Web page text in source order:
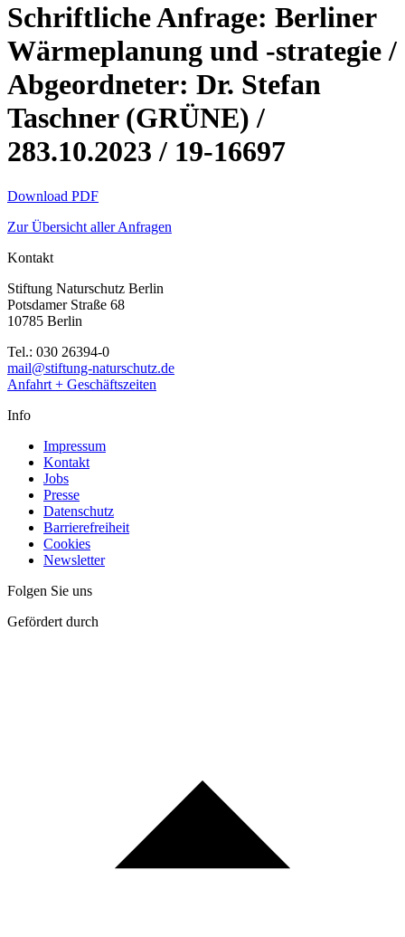
Schriftliche Anfrage: Berliner
Wärmeplanung und -strategie /
Abgeordneter: Dr. Stefan
Taschner (GRÜNE) /
283.10.2023 / 19-16697
Download PDF
Zur Übersicht aller Anfragen
Kontakt
Stiftung Naturschutz Berlin
Potsdamer Straße 68
10785 Berlin
Tel.: 030 26394-0
mail@stiftung-naturschutz.de
Anfahrt + Geschäftszeiten
Info
Impressum
Kontakt
Jobs
Presse
Datenschutz
Barrierefreiheit
Cookies
Newsletter
Folgen Sie uns
Gefördert durch